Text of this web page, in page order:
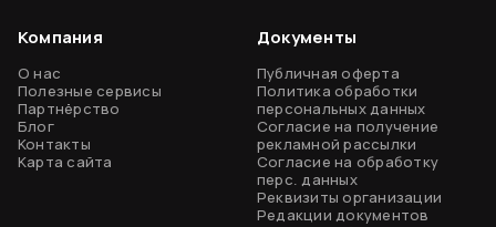
Колесо фортуны
Виджеты в Telegram
Форма
Компания
О нас
Полезные сервисы
Партнёрство
Блог
Контакты
Карта сайта
Документы
Публичная оферта
Политика обработки
персональных данных
Согласие на получение
рекламной рассылки
Согласие на обработку
перс. данных
Реквизиты организации
Редакции документов